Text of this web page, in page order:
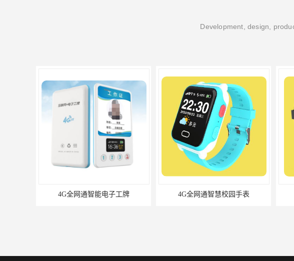
Development, design,
4G全网通智慧校园手表 4G全网通智慧养老手表